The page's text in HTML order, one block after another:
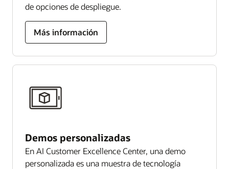
de opciones de despliegue.
Más información
Demos personalizadas
En AI Customer Excellence Center, una demo
personalizada es una muestra de tecnología